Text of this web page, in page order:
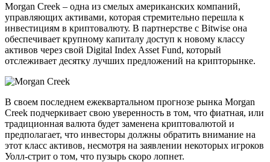
Morgan Creek – одна из смелых американских компаний,
управляющих активами, которая стремительно перешла к
инвестициям в криптовалюту. В партнерстве с Bitwise она
обеспечивает крупному капиталу доступ к новому классу
активов через свой Digital Index Asset Fund, который
отслеживает десятку лучших предложений на крипторынке.
В своем последнем ежеквартальном прогнозе рынка Morgan
Creek подчеркивает свою уверенность в том, что фиатная, или
традиционная валюта будет заменена криптовалютой и
предполагает, что инвесторы должны обратить внимание на
этот класс активов, несмотря на заявлении некоторых игроков
Уолл-стрит о том, что пузырь скоро лопнет.